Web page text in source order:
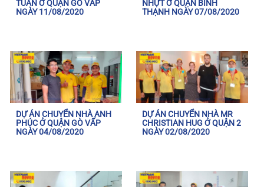
TUẤN Ở QUẬN GÒ VẤP
NGÀY 11/08/2020
NHỰT Ở QUẬN BÌNH
THẠNH NGÀY 07/08/2020
DỰ ÁN CHUYỂN NHÀ ANH
PHÚC Ở QUẬN GÒ VẤP
NGÀY 04/08/2020
DỰ ÁN CHUYỂN NHÀ MR
CHRISTIAN HUG Ở QUẬN 2
NGÀY 02/08/2020